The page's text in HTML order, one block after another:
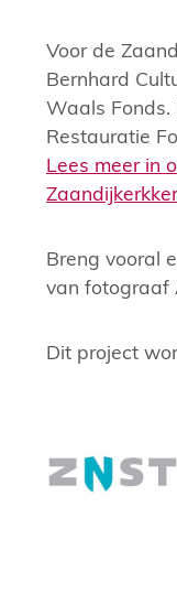
Voor de
Bernhard
Waals
Restauratie
Lees meer in
Breng vooral
van fotograaf
Dit project